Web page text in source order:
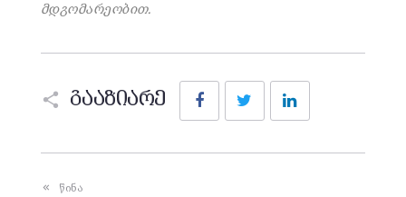
მდგომარეობით.
გააზიარე
FacebookTwitter
წინა